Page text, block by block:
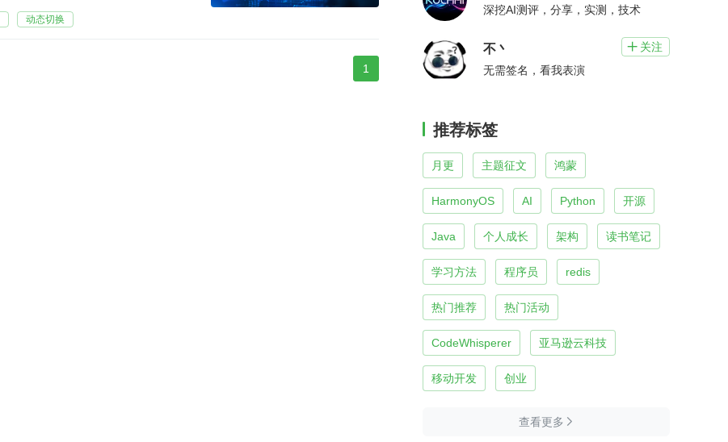
动态切换
1
深挖AI测评，分享，实测，技术
不丶  关注
无需签名，看我表演
推荐标签
月更 主题征文 鸿蒙
HarmonyOS AI Python 开源
Java 个人成长 架构 读书笔记
学习方法 程序员 redis
热门推荐 热门活动
CodeWhisperer 亚马逊云科技
移动开发 创业
查看更多 